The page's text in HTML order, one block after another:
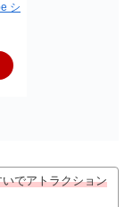
シ
でアトラクション